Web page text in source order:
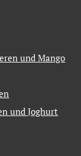
und Mango
und Joghurt